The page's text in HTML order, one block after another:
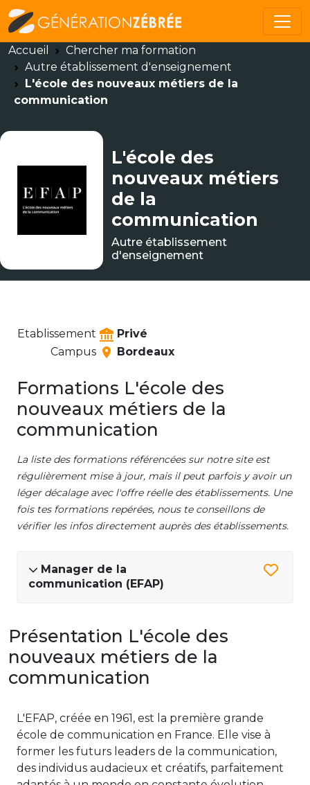
Accueil
Chercher ma formation
Autre établissement d'enseignement
L'école des nouveaux métiers de la
communication
L'école des
nouveaux métiers
de la
communication
Autre établissement
d'enseignement
Etablissement
Privé
Campus
Bordeaux
Formations L'école des
nouveaux métiers de la
communication
La liste des formations référencées sur notre site est
régulièrement mise à jour, mais il peut parfois y avoir un
léger décalage avec l'offre réelle des établissements. Une
fois tes formations repérées, nous te conseillons de
vérifier les infos directement auprès des établissements.
Manager de la
communication (EFAP)
Présentation L'école des
nouveaux métiers de la
communication
L'EFAP, créée en 1961, est la première grande
école de communication en France. Elle vise à
former les futurs leaders de la communication,
des individus audacieux et créatifs, parfaitement